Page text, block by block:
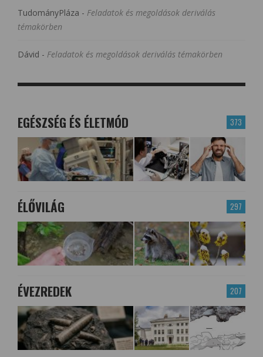
TudományPláza - Feladatok és megoldások deriválás
témakörben
Dávid - Feladatok és megoldások deriválás témakörben
373
EGÉSZSÉG ÉS ÉLETMÓD
297
ÉLŐVILÁG
207
ÉVEZREDEK